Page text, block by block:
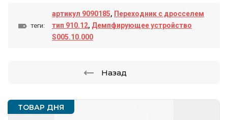
ТОВАР ДНЯ
теги:
артикул 9090185, Переходник с дросселем
тип 910.12, Демпфирующее устройство
S005.10.000
Назад